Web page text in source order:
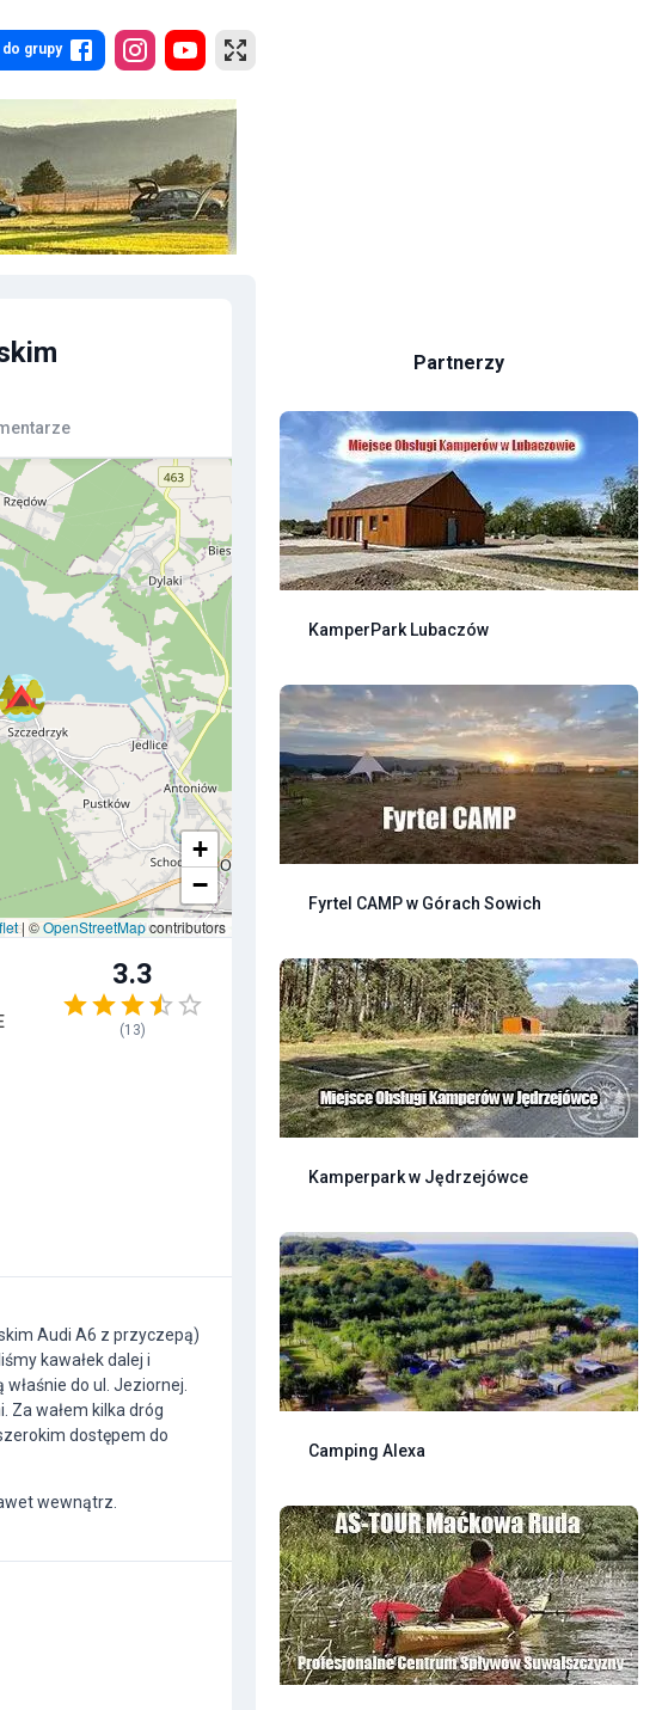
do grupy
+
−
| ©OpenStreetMapcontributors
3.3
(13)
Audi A6 z przyczepą)
kawałek dalej i
do ul. Jeziornej.
Za wałem kilka dróg
dostępem do
wewnątrz.
Partnerzy
KamperPark Lubaczów
Fyrtel CAMP w Górach Sowich
Kamperpark w Jędrzejówce
Camping Alexa